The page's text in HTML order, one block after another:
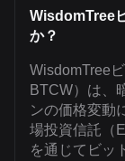
WisdomTree
か？
WisdomTree
BTCW）は、
ンの価格変動
場投資信託（
を通じてビッ